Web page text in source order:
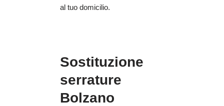
al tuo domicilio.
Sostituzione
serrature
Bolzano